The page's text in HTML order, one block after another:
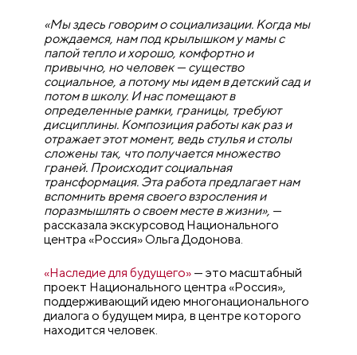
«Мы здесь говорим о социализации. Когда мы
рождаемся, нам под крылышком у мамы с
папой тепло и хорошо, комфортно и
привычно, но человек — существо
социальное, а потому мы идем в детский сад и
потом в школу. И нас помещают в
определенные рамки, границы, требуют
дисциплины. Композиция работы как раз и
отражает этот момент, ведь стулья и столы
сложены так, что получается множество
граней. Происходит социальная
трансформация. Эта работа предлагает нам
вспомнить время своего взросления и
поразмышлять о своем месте в жизни», —
рассказала экскурсовод Национального
центра «Россия» Ольга Додонова.
«Наследие для будущего» — это масштабный
проект Национального центра «Россия»,
поддерживающий идею многонационального
диалога о будущем мира, в центре которого
находится человек.